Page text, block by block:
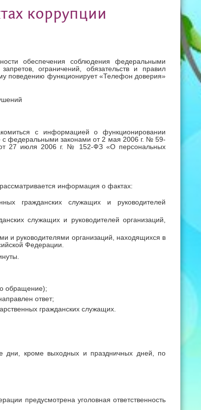
коррупции
обеспечения соблюдения федеральными
ограничений, обязательств и правил
поведению функционирует «Телефон доверия»
с информацией о функционировании
федеральными законами от 2 мая 2006 г. № 59-
27 июля 2006 г. № 152-ФЗ «О персональных
информация о фактах:
гражданских служащих и руководителей
служащих и руководителей организаций,
и руководителями организаций, находящихся в
Федерации.
обращение);
ответ;
гражданских служащих.
дни, кроме выходных и праздничных дней, по
предусмотрена уголовная ответственность